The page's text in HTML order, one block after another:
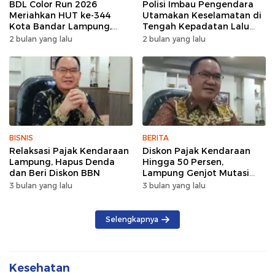
BDL Color Run 2026
Meriahkan HUT ke-344
Kota Bandar Lampung,
Wujud Semangat Sehat
2 bulan yang lalu
Polisi Imbau Pengendara
Utamakan Keselamatan di
Tengah Kepadatan Lalu
Lintas Pagi Hari
2 bulan yang lalu
BISNIS
Relaksasi Pajak Kendaraan
Lampung, Hapus Denda
dan Beri Diskon BBN
3 bulan yang lalu
BERITA
Diskon Pajak Kendaraan
Hingga 50 Persen,
Lampung Genjot Mutasi
Kendaraan Luar Daerah
3 bulan yang lalu
Selengkapnya
Kesehatan